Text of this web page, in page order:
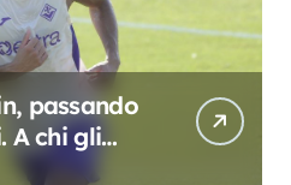
passando
A chi gli